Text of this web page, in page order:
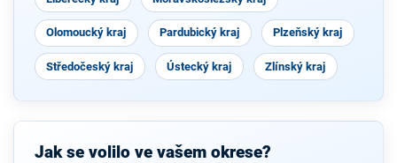
Olomoucký kraj Pardubický kraj Plzeňský kraj
Středočeský kraj Ústecký kraj Zlínský kraj
Jak se volilo ve vašem okrese?